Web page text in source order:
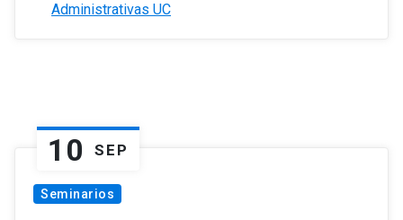
Administrativas UC
10 SEP
Seminarios